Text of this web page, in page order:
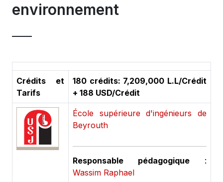
environnement
Crédits et
Tarifs
180 crédits: 7,209,000 L.L/Crédit
+ 188 USD/Crédit
École supérieure d'ingénieurs de
Beyrouth
Responsable pédagogique :
Wassim Raphael